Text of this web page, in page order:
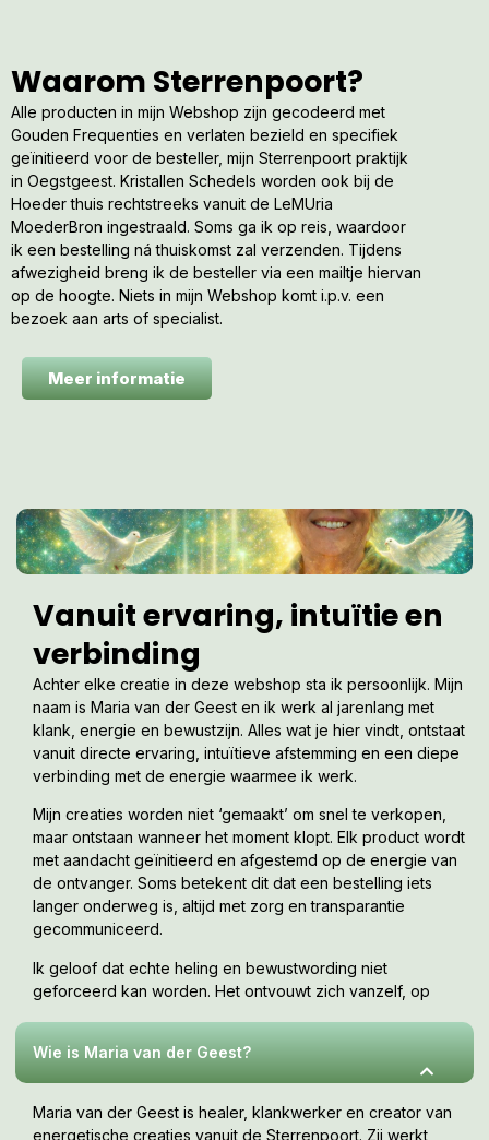
Waarom Sterrenpoort?
Alle producten in mijn Webshop zijn gecodeerd met
Gouden Frequenties en verlaten bezield en specifiek
geïnitieerd voor de besteller, mijn Sterrenpoort praktijk
in Oegstgeest. Kristallen Schedels worden ook bij de
Hoeder thuis rechtstreeks vanuit de LeMUria
MoederBron ingestraald. Soms ga ik op reis, waardoor
ik een bestelling ná thuiskomst zal verzenden. Tijdens
afwezigheid breng ik de besteller via een mailtje hiervan
op de hoogte. Niets in mijn Webshop komt i.p.v. een
bezoek aan arts of specialist.
Meer informatie
Vanuit ervaring, intuïtie en
verbinding
Achter elke creatie in deze webshop sta ik persoonlijk. Mijn
naam is Maria van der Geest en ik werk al jarenlang met
klank, energie en bewustzijn. Alles wat je hier vindt, ontstaat
vanuit directe ervaring, intuïtieve afstemming en een diepe
verbinding met de energie waarmee ik werk.
Mijn creaties worden niet ‘gemaakt’ om snel te verkopen,
maar ontstaan wanneer het moment klopt. Elk product wordt
met aandacht geïnitieerd en afgestemd op de energie van
de ontvanger. Soms betekent dit dat een bestelling iets
langer onderweg is, altijd met zorg en transparantie
gecommuniceerd.
Ik geloof dat echte heling en bewustwording niet
geforceerd kan worden. Het ontvouwt zich vanzelf, op
Wie is Maria van der Geest?
Maria van der Geest is healer, klankwerker en creator van
energetische creaties vanuit de Sterrenpoort. Zij werkt